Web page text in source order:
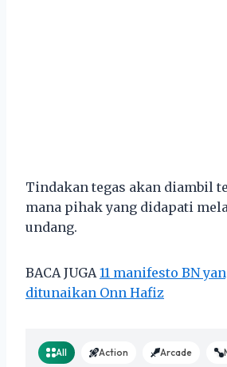
Tindakan tegas akan diambil
mana pihak yang didapati
undang.
BACA JUGA 11 manifesto BN
ditunaikan Onn Hafiz